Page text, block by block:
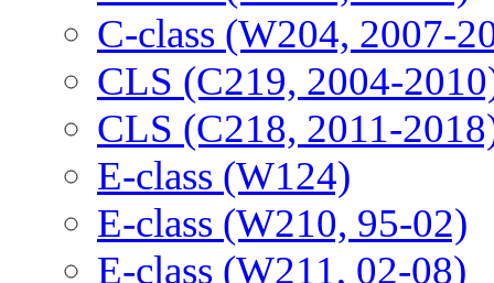
C-class (W204, 2007-
CLS (C219, 2004-
CLS (C218, 2011-
E-class (W124)
E-class (W210, 95-02)
E-class (W211, 02-08)